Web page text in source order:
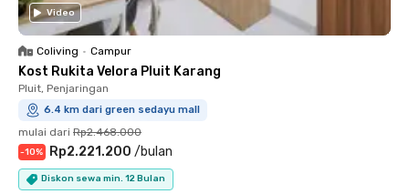
Video
Coliving • Campur
Kost Rukita Velora Pluit Karang
Pluit, Penjaringan
6.4 km dari green sedayu mall
mulai dari Rp2.468.000
-10% Rp2.221.200 /bulan
Diskon sewa min. 12 Bulan